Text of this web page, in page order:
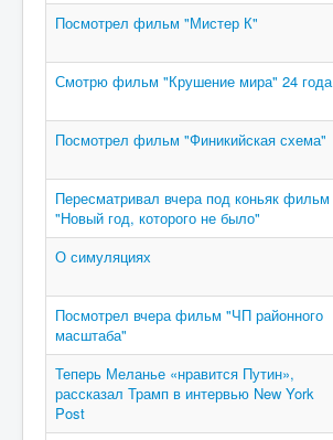
Посмотрел фильм "Мистер К"
Смотрю фильм "Крушение мира" 24 года
Посмотрел фильм "Финикийская схема"
Пересматривал вчера под коньяк фильм
"Новый год, которого не было"
О симуляциях
Посмотрел вчера фильм "ЧП районного
масштаба"
Теперь Меланье «нравится Путин»,
рассказал Трамп в интервью New York
Post